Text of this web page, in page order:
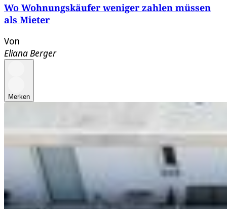
Wo Wohnungskäufer weniger zahlen müssen
als Mieter
Von
Eliana Berger
Merken